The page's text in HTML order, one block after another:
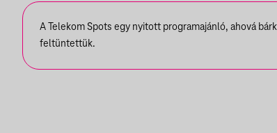
ROBY LAKATOS,
EMILIO
A Telekom Spots egy nyitott programajánló, ahová
feltüntettük.